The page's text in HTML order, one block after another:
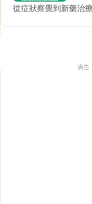
從症狀察覺到新藥治
廣告